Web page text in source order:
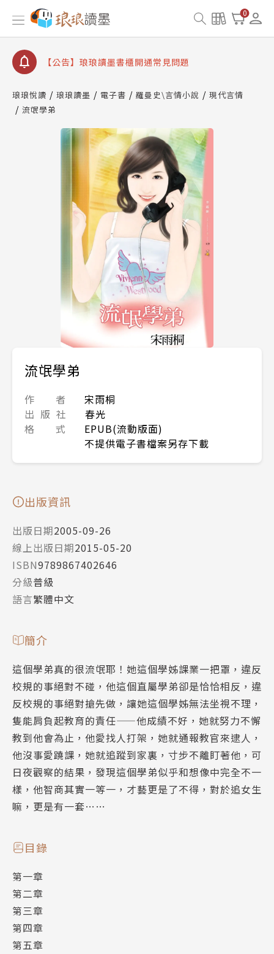
0
【公告】因 Readmoo 讀墨系統維護中，本站同步暫
停部分閱讀服務
【公告】琅琅讀墨數位閱讀資產合併與書櫃開通申請
【公告】琅琅讀墨書櫃開通常見問題
請圖文教學
【公告】琅琅書店服務升級重要說明及資產合併結果
查詢
【公告】因 Readmoo 讀墨系統維護中，本站同步暫
停部分閱讀服務
琅琅悅讀 琅琅讀墨 電子書 羅曼史\言情小說
現代言情
流氓學弟
流氓學弟
作 者
宋雨桐
出 版 社
春光
格 式
EPUB(流動版面)
不提供電子書檔案另存下載
出版資訊
出版日期2005-09-26
線上出版日期2015-05-20
ISBN9789867402646
分級普級
語言繁體中文
簡介
這個學弟真的很流氓耶！她這個學姊課業一把罩，違反
校規的事絕對不碰，他這個直屬學弟卻是恰恰相反，違
反校規的事絕對搶先做，讓她這個學姊無法坐視不理，
隻能肩負起教育的責任——他成績不好，她就努力不懈
教到他會為止，他愛找人打架，她就通報教官來逮人，
他沒事愛蹺課，她就追蹤到家裏，寸步不離盯著他，可
日夜觀察的結果，發現這個學弟似乎和想像中完全不一
樣，他智商其實一等一，才藝更是了不得，對於追女生
嘛，更是有一套……
目錄
第一章
第二章
第三章
第四章
第五章